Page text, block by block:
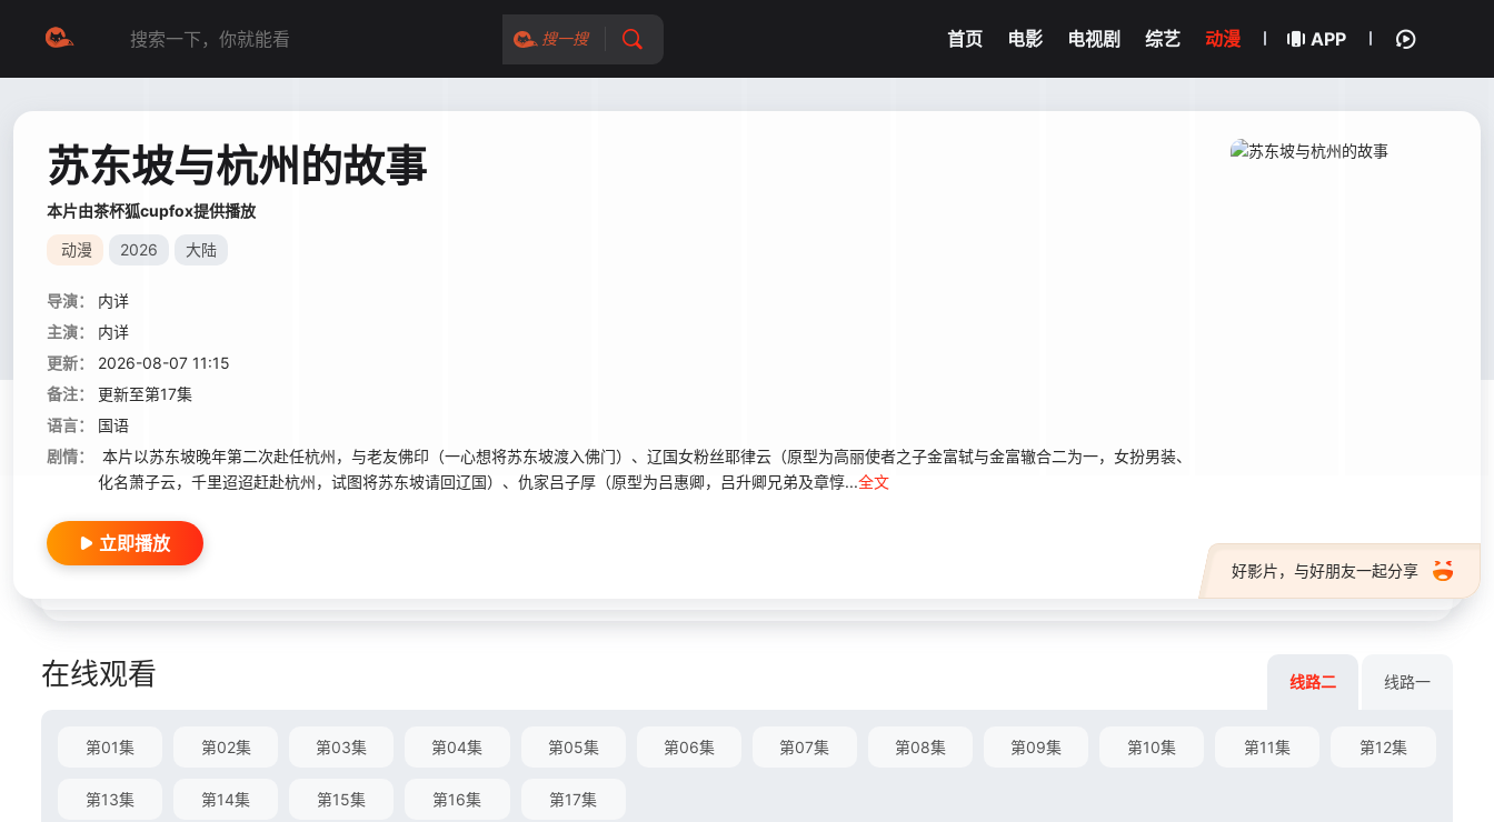
搜一搜 首页 电影 电视剧 综艺 动漫 APP
苏东坡与杭州的故事
本片由茶杯狐cupfox提供播放
动漫 2026 大陆
导演：
内详
主演：
内详
更新：
2026-08-07 11:15
备注：
更新至第17集
语言：
国语
剧情：
本片以苏东坡晚年第二次赴任杭州，与老友佛印（一心想将苏东坡渡入佛门）、辽国女粉丝耶律云（原型为高丽使者之子金富轼与金富辙合二为一，女扮男装、
化名萧子云，千里迢迢赶赴杭州，试图将苏东坡请回辽国）、仇家吕子厚（原型为吕惠卿，吕升卿兄弟及章惇...全文
好影片，与好朋友一起分享
立即播放
在线观看 线路二 线路一
第01集 第02集 第03集 第04集 第05集 第06集 第07集 第08集 第09集 第10集 第11集 第12集
第13集 第14集 第15集 第16集 第17集